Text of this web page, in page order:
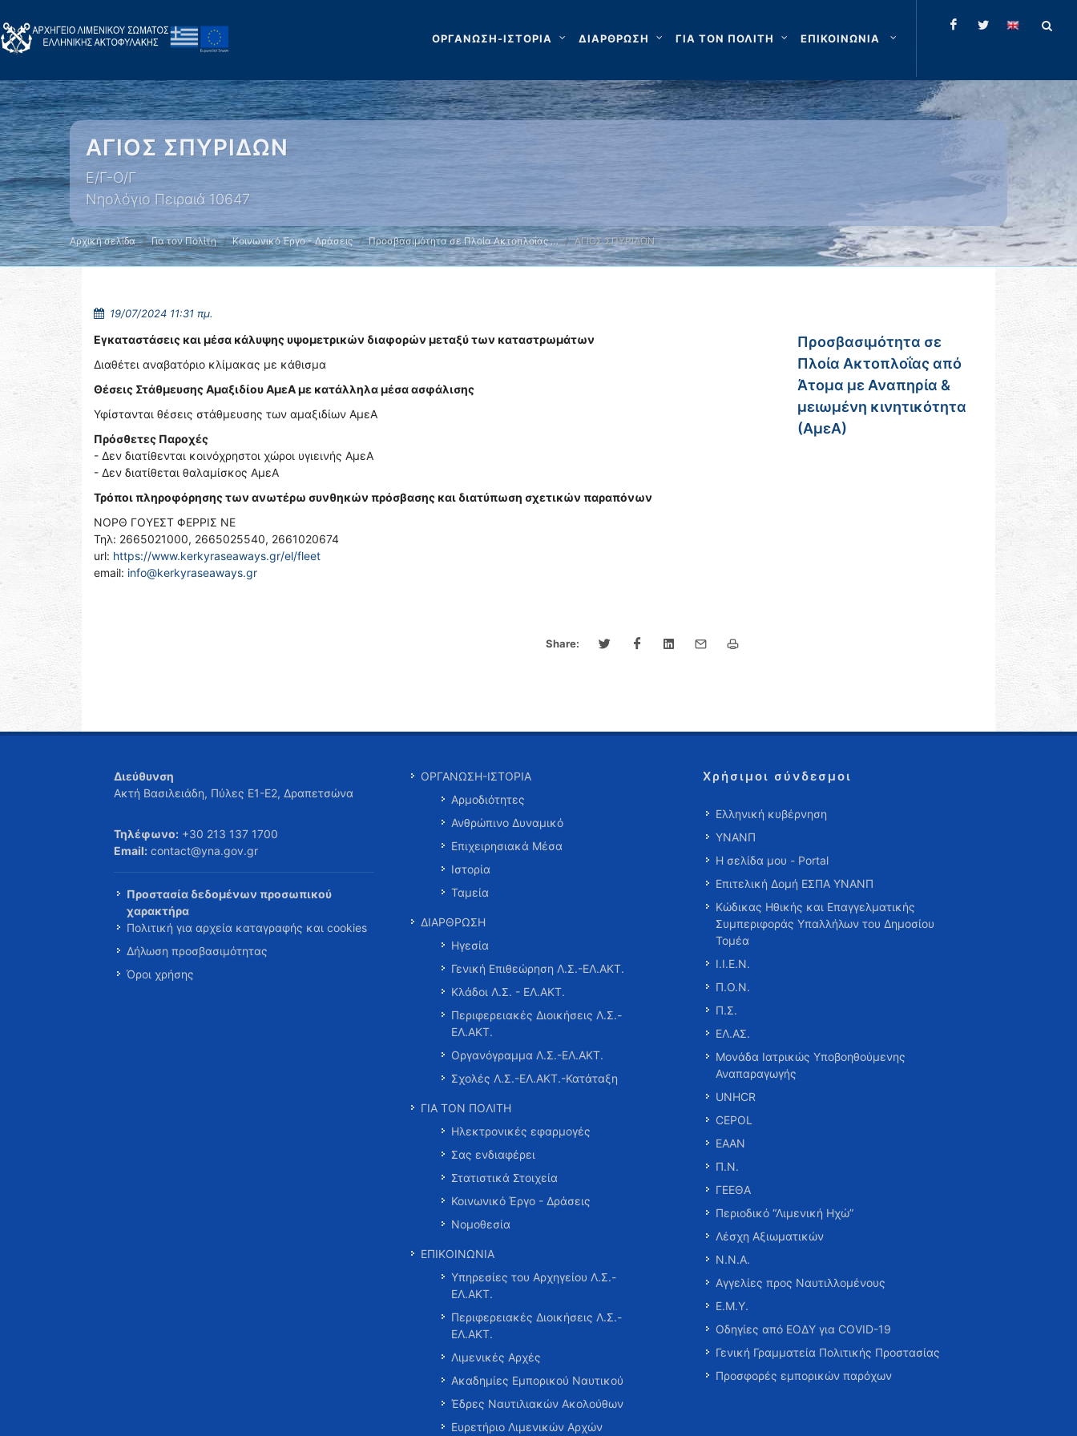
ΟΡΓΑΝΩΣΗ-ΙΣΤΟΡΙΑ ΔΙΑΡΘΡΩΣΗ ΓΙΑ ΤΟΝ ΠΟΛΙΤΗ ΕΠΙΚΟΙΝΩΝΙΑ
ΑΓΙΟΣ ΣΠΥΡΙΔΩΝ
Ε/Γ-Ο/Γ
Νηολόγιο Πειραιά 10647
Αρχική σελίδα Για τον Πολίτη Κοινωνικό Έργο - Δράσεις Προσβασιμότητα σε Πλοία Ακτοπλοΐας … ΑΓΙΟΣ ΣΠΥΡΙΔΩΝ
19/07/2024 11:31 πμ.
Εγκαταστάσεις και μέσα κάλυψης υψομετρικών διαφορών μεταξύ των καταστρωμάτων
Διαθέτει αναβατόριο κλίμακας με κάθισμα
Θέσεις Στάθμευσης Αμαξιδίου ΑμεΑ με κατάλληλα μέσα ασφάλισης
Υφίστανται θέσεις στάθμευσης των αμαξιδίων ΑμεΑ
Πρόσθετες Παροχές
- Δεν διατίθενται κοινόχρηστοι χώροι υγιεινής ΑμεΑ
- Δεν διατίθεται θαλαμίσκος ΑμεΑ
Τρόποι πληροφόρησης των ανωτέρω συνθηκών πρόσβασης και διατύπωση σχετικών παραπόνων
ΝΟΡΘ ΓΟΥΕΣΤ ΦΕΡΡΙΣ ΝΕ
Τηλ: 2665021000, 2665025540, 2661020674
url: https://www.kerkyraseaways.gr/el/fleet
email: info@kerkyraseaways.gr
Share:
Προσβασιμότητα σε
Πλοία Ακτοπλοΐας από
Άτομα με Αναπηρία &
μειωμένη κινητικότητα
(ΑμεΑ)
Διεύθυνση
Ακτή Βασιλειάδη, Πύλες Ε1-Ε2, Δραπετσώνα
Τηλέφωνο: +30 213 137 1700
Email: contact@yna.gov.gr
Προστασία δεδομένων προσωπικού
χαρακτήρα
Πολιτική για αρχεία καταγραφής και cookies
Δήλωση προσβασιμότητας
Όροι χρήσης
ΟΡΓΑΝΩΣΗ-ΙΣΤΟΡΙΑ
Αρμοδιότητες
Ανθρώπινο Δυναμικό
Επιχειρησιακά Μέσα
Ιστορία
Ταμεία
ΔΙΑΡΘΡΩΣΗ
Ηγεσία
Γενική Επιθεώρηση Λ.Σ.-ΕΛ.ΑΚΤ.
Κλάδοι Λ.Σ. - ΕΛ.ΑΚΤ.
Περιφερειακές Διοικήσεις Λ.Σ.-
ΕΛ.ΑΚΤ.
Οργανόγραμμα Λ.Σ.-ΕΛ.ΑΚΤ.
Σχολές Λ.Σ.-ΕΛ.ΑΚΤ.-Κατάταξη
ΓΙΑ ΤΟΝ ΠΟΛΙΤΗ
Ηλεκτρονικές εφαρμογές
Σας ενδιαφέρει
Στατιστικά Στοιχεία
Κοινωνικό Έργο - Δράσεις
Νομοθεσία
ΕΠΙΚΟΙΝΩΝΙΑ
Υπηρεσίες του Αρχηγείου Λ.Σ.-
ΕΛ.ΑΚΤ.
Περιφερειακές Διοικήσεις Λ.Σ.-
ΕΛ.ΑΚΤ.
Λιμενικές Αρχές
Ακαδημίες Εμπορικού Ναυτικού
Έδρες Ναυτιλιακών Ακολούθων
Ευρετήριο Λιμενικών Αρχών
Χρήσιμοι σύνδεσμοι
Ελληνική κυβέρνηση
ΥΝΑΝΠ
Η σελίδα μου - Portal
Επιτελική Δομή ΕΣΠΑ ΥΝΑΝΠ
Κώδικας Ηθικής και Επαγγελματικής
Συμπεριφοράς Υπαλλήλων του Δημοσίου
Τομέα
Ι.Ι.Ε.Ν.
Π.Ο.Ν.
Π.Σ.
ΕΛ.ΑΣ.
Μονάδα Ιατρικώς Υποβοηθούμενης
Αναπαραγωγής
UNHCR
CEPOL
ΕΑΑΝ
Π.Ν.
ΓΕΕΘΑ
Περιοδικό “Λιμενική Ηχώ”
Λέσχη Αξιωματικών
Ν.Ν.Α.
Αγγελίες προς Ναυτιλλομένους
Ε.Μ.Υ.
Οδηγίες από ΕΟΔΥ για COVID-19
Γενική Γραμματεία Πολιτικής Προστασίας
Προσφορές εμπορικών παρόχων